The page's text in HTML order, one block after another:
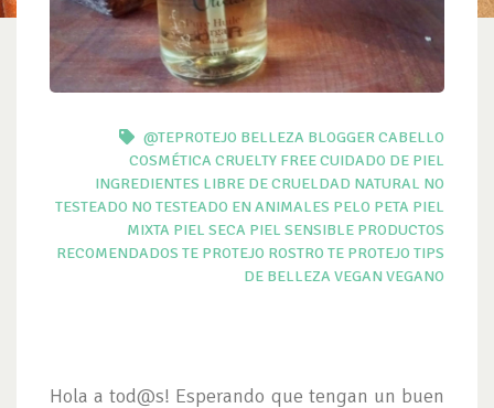
@TEPROTEJO BELLEZA BLOGGERCABELLO
COSMÉTICA CRUELTY FREECUIDADO DE PIEL
INGREDIENTES LIBRE DE CRUELDAD NATURAL NO
TESTEADO NO TESTEADO EN ANIMALES PELO PETA PIEL
MIXTA PIEL SECA PIEL SENSIBLE PRODUCTOS
RECOMENDADOS TE PROTEJO ROSTRO TE PROTEJO TIPS
DE BELLEZA VEGAN VEGANO
Hola a tod@s! Esperando que tengan un buen